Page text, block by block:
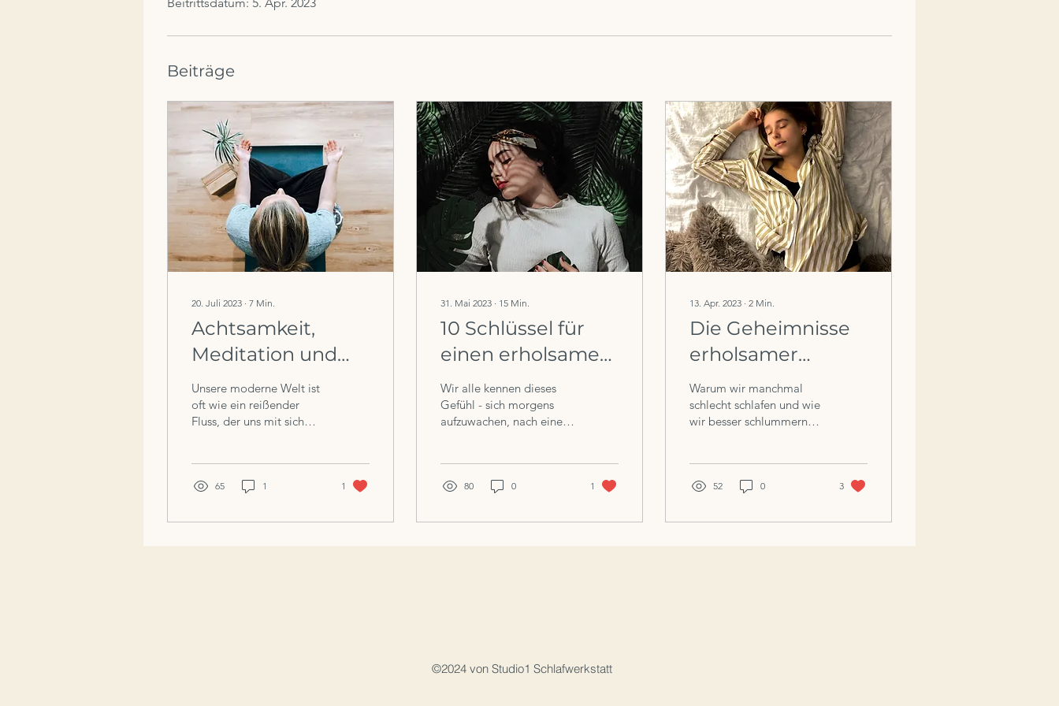
Beiträge
20. Juli 2023 ∙ 7 Min.
Achtsamkeit,
Meditation und
Schlaf: Ein
heilsamer Pfad zur
inneren Ruhe
Unsere moderne Welt ist
oft wie ein reißender
Fluss, der uns mit sich
und...65 1 1
31. Mai 2023 ∙ 15 Min.
10 Schlüssel für
einen erholsamen
Schlaf: Wege zur
natürlichen
Nachtruhe
Wir alle kennen dieses
Gefühl - sich morgens
aufzuwachen, nach einer
80 0 1
13. Apr. 2023 ∙ 2 Min.
Die Geheimnisse
erholsamer
Nachtruhe
Warum wir manchmal
schlecht schlafen und wie
wir besser schlummern
52 0 3
©2024 von Studio1 Schlafwerkstatt